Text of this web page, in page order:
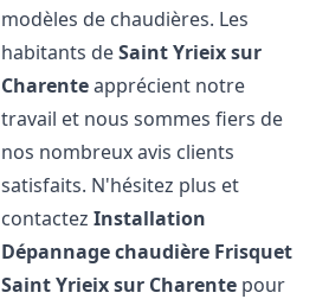
modèles de chaudières. Les
habitants deSaint Yrieix sur
Charenteapprécient notre
travail et nous sommes fiers de
nos nombreux avis clients
satisfaits. N'hésitez plus et
contactezInstallation
Dépannage chaudière Frisquet
Saint Yrieix sur Charente pour